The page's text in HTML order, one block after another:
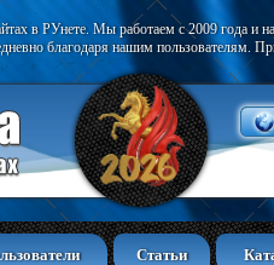
в РУнете. Мы работаем с 2009 года
благодаря нашим пользователям.
Статьи